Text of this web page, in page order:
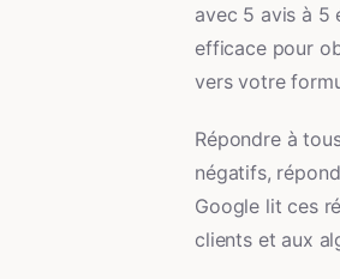
avec 5 avis à 5
efficace pour
vers votre
Répondre à
négatifs,
Google lit ces
clients et aux